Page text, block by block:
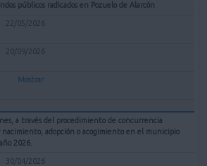
públicos radicados en Pozuelo de Alarcón
22/05/2026
20/09/2026
Mostrar
a través del procedimiento de concurrencia
nacimiento, adopción o acogimiento en el municipio
2026.
30/04/2026